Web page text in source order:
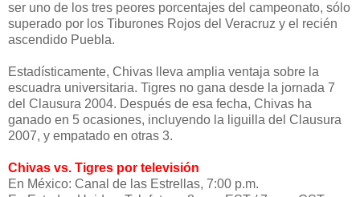
ser uno de los tres peores porcentajes del campeonato, sólo
superado por los Tiburones Rojos del Veracruz y el recién
ascendido Puebla.
Estadísticamente, Chivas lleva amplia ventaja sobre la
escuadra universitaria. Tigres no gana desde la jornada 7
del Clausura 2004. Después de esa fecha, Chivas ha
ganado en 5 ocasiones, incluyendo la liguilla del Clausura
2007, y empatado en otras 3.
Chivas vs. Tigres por televisión
En México: Canal de las Estrellas, 7:00 p.m.